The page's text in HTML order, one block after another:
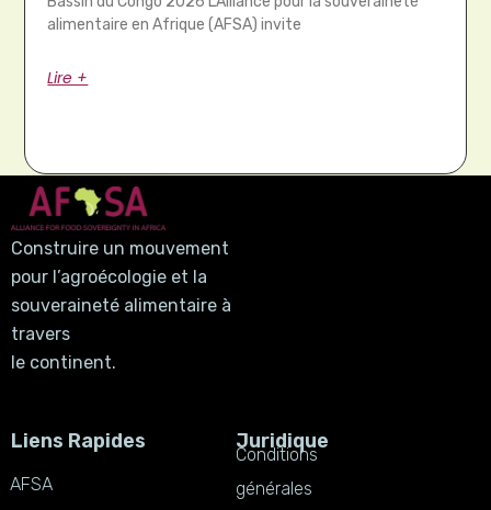
alimentaire en Afrique (AFSA) invite
Lire +
Construire un mouvement
pour l’agroécologie et la
souveraineté alimentaire à
travers
le continent.
Liens Rapides
AFSA
Juridique
Conditions
générales